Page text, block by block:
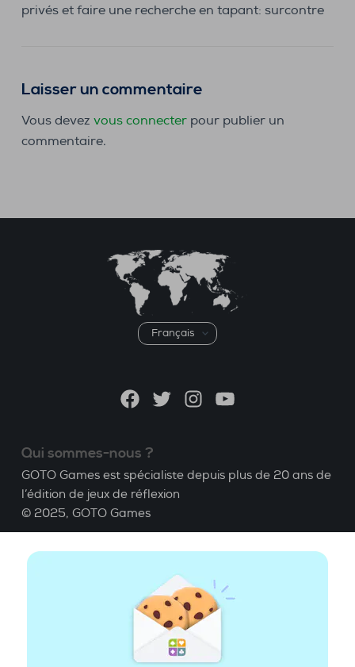
privés et faire une recherche en tapant: surcontre
Laisser un commentaire
Vous devez vous connecterpour publier un
commentaire.
Choisir
une
FacebookTwitterInstagramYouTube
Qui sommes-nous ?
GOTO Games est spécialiste depuis plus de 20 ans de
l’édition de jeux de réflexion
© 2025, GOTO Games
A propos
Apprendre le Bridge
CGU|Mentions légales